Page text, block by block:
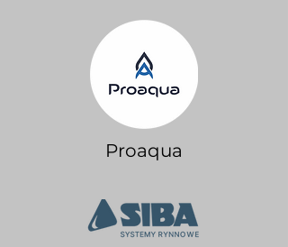
Proaqua